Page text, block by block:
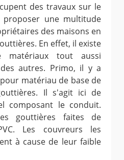
des travaux sur le
une multitude
des maisons en
En effet, il existe
matériaux tout aussi
autres. Primo, il y a
matériau de base de
Il s'agit ici de
composant le conduit.
gouttières faites de
Les couvreurs les
à cause de leur faible